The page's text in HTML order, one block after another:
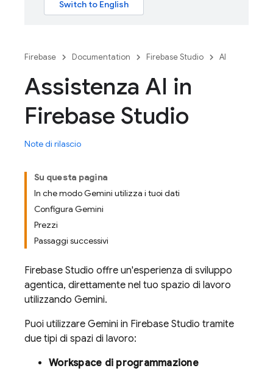
Firebase Documentation Firebase Studio AI
Assistenza AI in
Firebase Studio
Note di rilascio
Su questa pagina
In che modo Gemini utilizza i tuoi dati
Configura Gemini
Prezzi
Passaggi successivi
Firebase Studio offre un'esperienza di sviluppo
agentica, direttamente nel tuo spazio di lavoro
utilizzando Gemini.
Puoi utilizzare Gemini in Firebase Studio tramite
due tipi di spazi di lavoro:
Workspace di programmazione